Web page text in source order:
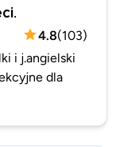
4.8(103)
i j.angielski
dla